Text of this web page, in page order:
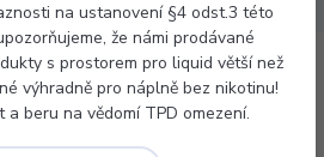
na ustanovení §4 odst.3 této
že námi prodávané
s prostorem pro liquid větší než
výhradně pro náplně bez nikotinu!
a beru na vědomí TPD omezení.
Voopoo Argus G2 mini
mini